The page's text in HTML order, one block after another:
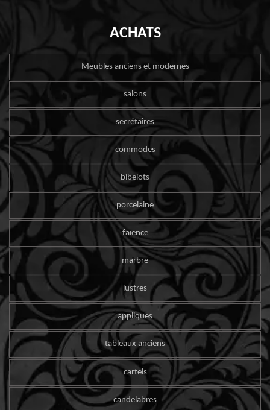
ACHATS
Meubles anciens et modernes
salons
secrétaires
commodes
bibelots
porcelaine
faïence
marbre
lustres
appliques
tableaux anciens
cartels
candelabres